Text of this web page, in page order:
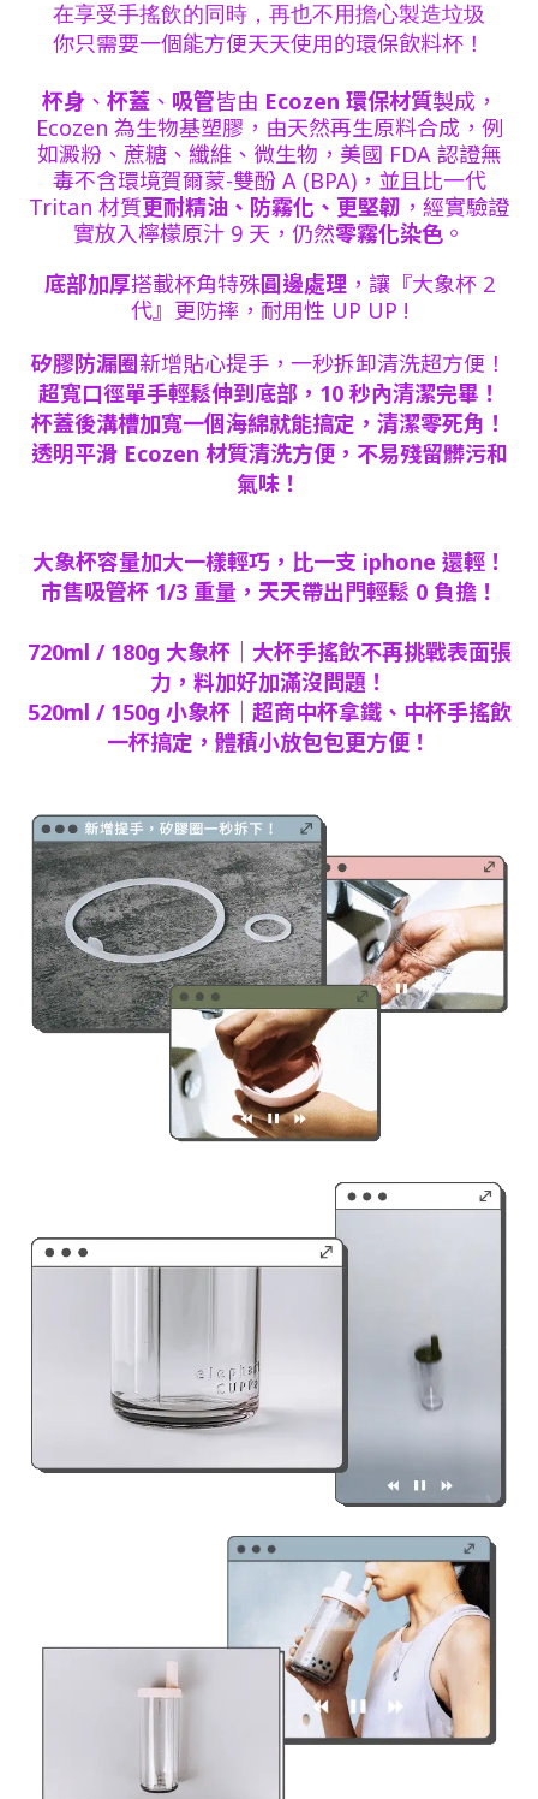
在享受手搖飲的同時，再也不用擔心製造垃圾
你只需要一個能方便天天使用的環保飲料杯！
杯身、 杯蓋、 吸管皆由 Ecozen 環保材質製成，
Ecozen 為生物基塑膠，由天然再生原料合成，例
如澱粉、蔗糖、纖維、微生物，美國 FDA 認證無
毒不含環境賀爾蒙-雙酚 A (BPA)，並且比一代
Tritan 材質更耐精油、防霧化、更堅韌 ，經實驗證
實放入檸檬原汁 9 天，仍然零霧化染色 。
底部加厚搭載杯角特殊圓邊處理，讓『大象杯 2
代』更防摔，耐用性 UP UP !
矽膠防漏圈新增貼心提手，一秒拆卸清洗超方便！
超寬口徑單手輕鬆伸到底部，10 秒內清潔完畢！
杯蓋後溝槽加寬一個海綿就能搞定，清潔零死角！
透明平滑 Ecozen 材質清洗方便，不易殘留髒污和
氣味！
大象杯容量加大一樣輕巧，比一支 iphone 還輕！
市售吸管杯 1/3 重量，天天帶出門輕鬆 0 負擔！
720ml / 180g 大象杯｜大杯手搖飲不再挑戰表面張
力，料加好加滿沒問題！
520ml / 150g 小象杯｜超商中杯拿鐵、中杯手搖飲
一杯搞定，體積小放包包更方便！